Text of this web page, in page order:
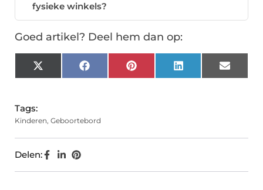
fysieke winkels?
Goed artikel? Deel hem dan op:
X
(Twitter)
FacebookPinterest LinkedIn Email
Tags:
Kinderen, Geboortebord
Delen: